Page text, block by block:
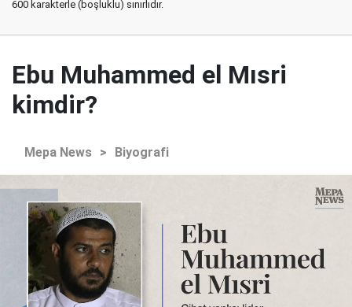
600 karakterle (boşluklu) sınırlıdır.
Ebu Muhammed el Mısri
kimdir?
Mepa News > Biyografi